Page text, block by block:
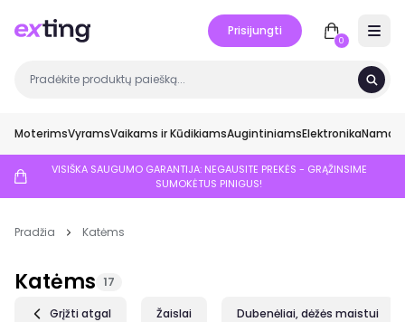
Prisijungti
0
MoterimsVyramsVaikams ir KūdikiamsAugintiniamsElektronikaNamai
VISIŠKA SAUGUMO GARANTIJA: NEGAUSITE PREKĖS - GRĄŽINSIME
SUMOKĖTUS PINIGUS!
Pradžia Katėms
Katėms 17
Grįžti atgal Žaislai Dubenėliai, dėžės maistui